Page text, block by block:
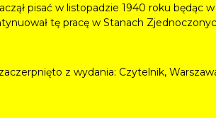
pisać w listopadzie 1940 roku będąc w
tę pracę w Stanach
z wydania: Czytelnik,